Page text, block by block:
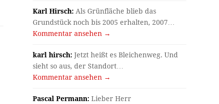
Karl Hirsch: Als Grünfläche blieb das
Grundstück noch bis 2005 erhalten, 2007…
Kommentar ansehen →
karl hirsch: Jetzt heißt es Bleichenweg. Und
sieht so aus, der Standort…
Kommentar ansehen →
Pascal Permann: Lieber Herr